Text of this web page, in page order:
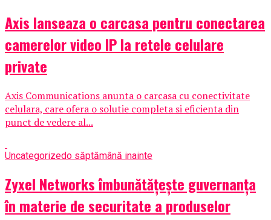
Axis lanseaza o carcasa pentru conectarea
camerelor video IP la retele celulare
private
Axis Communications anunta o carcasa cu conectivitate
celulara, care ofera o solutie completa si eficienta din
punct de vedere al...
Uncategorizedo săptămână inainte
Zyxel Networks îmbunătățește guvernanța
în materie de securitate a produselor